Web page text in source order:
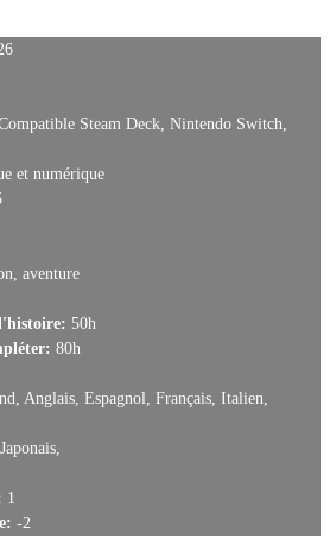
Steam Deck, Nintendo Switch,
et numérique
aventure
50h
80h
Anglais, Espagnol, Français, Italien,
1
-2